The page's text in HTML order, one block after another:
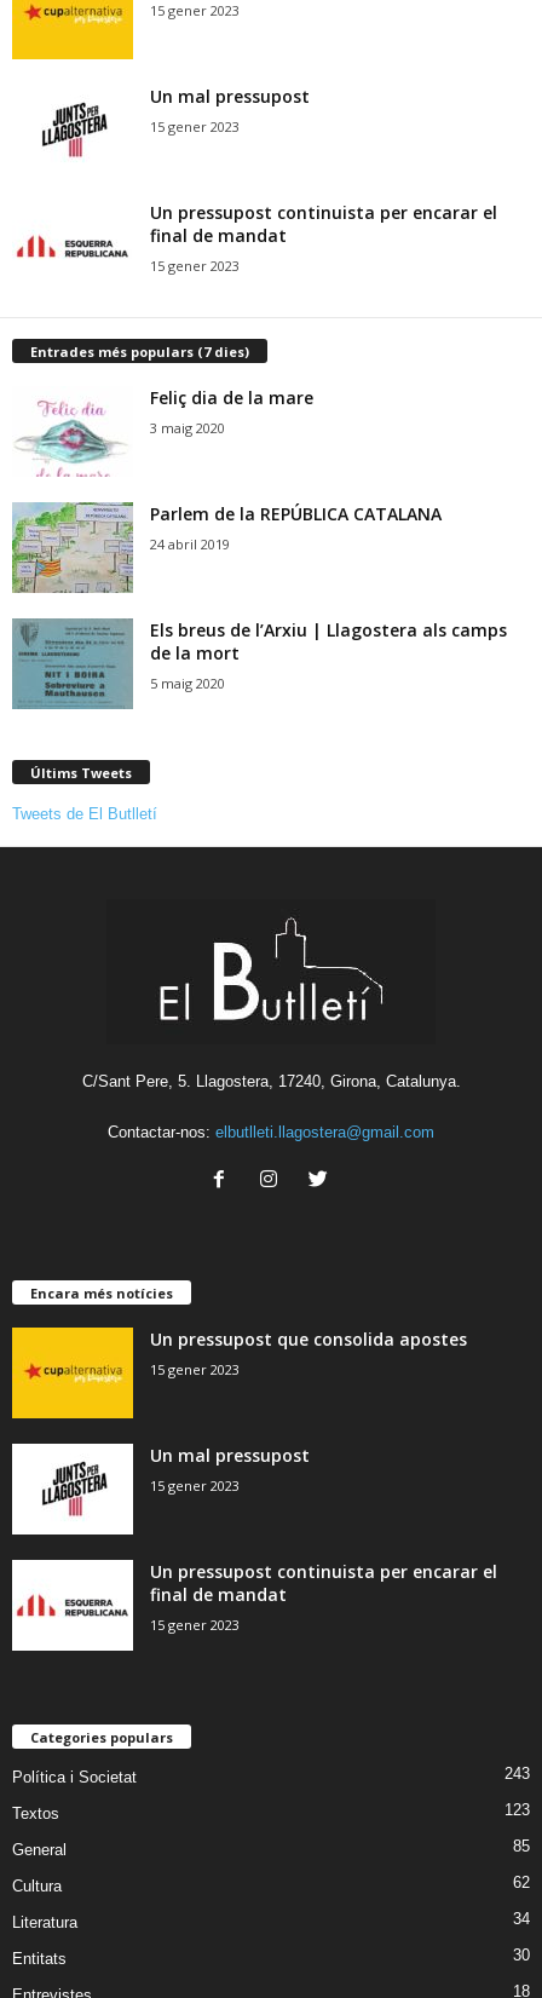
15 gener 2023
Un mal pressupost
15 gener 2023
Un pressupost continuista per encarar el
final de mandat
15 gener 2023
Entrades més populars (7 dies)
Feliç dia de la mare
3 maig 2020
Parlem de la REPÚBLICA CATALANA
24 abril 2019
Els breus de l’Arxiu | Llagostera als camps
de la mort
5 maig 2020
Últims Tweets
Tweets de El Butlletí
C/Sant Pere, 5. Llagostera, 17240, Girona, Catalunya.
Contactar-nos: elbutlleti.llagostera@gmail.com
Encara més notícies
Un pressupost que consolida apostes
15 gener 2023
Un mal pressupost
15 gener 2023
Un pressupost continuista per encarar el
final de mandat
15 gener 2023
Categories populars
Política i Societat 243
Textos 123
General 85
Cultura 62
Literatura 34
Entitats 30
18